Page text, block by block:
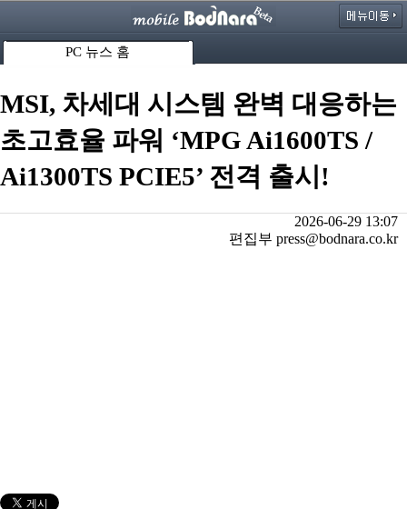
PC 뉴스 홈
MSI, 차세대 시스템 완벽 대응하는
초고효율 파워 ‘MPG Ai1600TS /
Ai1300TS PCIE5’ 전격 출시!
2026-06-29 13:07
편집부 press@bodnara.co.kr